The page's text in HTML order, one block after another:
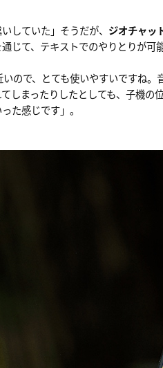
していた」そうだが、 ジオチャッ
じて、テキストでのやりとりが可
いので、とても使いやすいですね
しまったりしたとしても、子機の
た感じです」。